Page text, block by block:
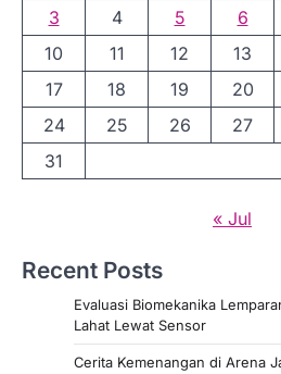
3
4 5 6
10
11 12 13
17
18 19 20
24
25 26 27
31
« Jul
Recent Posts
Evaluasi Biomekanika
Lahat Lewat Sensor
Cerita Kemenangan di Arena